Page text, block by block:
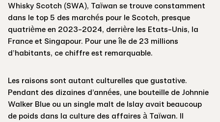
Whisky Scotch (SWA), Taïwan se trouve constamment
dans le top 5 des marchés pour le Scotch, presque
quatrième en 2023-2024, derrière les Etats-Unis, la
France et Singapour. Pour une île de 23 millions
d’habitants, ce chiffre est remarquable.
Les raisons sont autant culturelles que gustative.
Pendant des dizaines d’années, une bouteille de Johnnie
Walker Blue ou un single malt de Islay avait beaucoup
de poids dans la culture des affaires à Taïwan. Il